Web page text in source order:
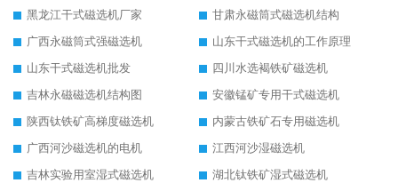
黑龙江干式磁选机厂家
甘肃永磁筒式磁选机结构
广西永磁筒式强磁选机
山东干式磁选机的工作原理
山东干式磁选机批发
四川水选褐铁矿磁选机
吉林永磁磁选机结构图
安徽锰矿专用干式磁选机
陕西钛铁矿高梯度磁选机
内蒙古铁矿石专用磁选机
广西河沙磁选机的电机
江西河沙湿磁选机
吉林实验用室湿式磁选机
湖北钛铁矿湿式磁选机